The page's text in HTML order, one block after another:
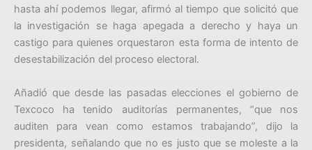
hasta ahí podemos llegar, afirmó al tiempo que solicitó que
la investigación se haga apegada a derecho y haya un
castigo para quienes orquestaron esta forma de intento de
desestabilización del proceso electoral.
Añadió que desde las pasadas elecciones el gobierno de
Texcoco ha tenido auditorías permanentes, “que nos
auditen para vean como estamos trabajando”, dijo la
presidenta, señalando que no es justo que se moleste a la